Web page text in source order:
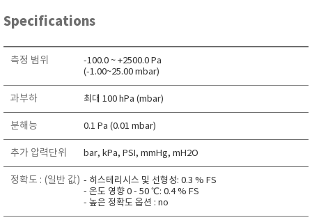
PESOLA
Pyxis
RION
RIXEN
Schaller (Humimeter)
SENSECA
Sensortechnikk Meinsberg
SENTRY
Specifications
측정 범위
-100.0 ~ +2500.0 Pa
(-1.00~25.00 mbar)
과부하 최대 100 hPa (mbar)
분해능 0.1 Pa (0.01 mbar)
추가 압력단위 bar, kPa, PSI, mmHg, mH2O
정확도 : (일반 값) - 히스테리시스 및 선형성: 0.3 % FS
- 온도 영향 0 - 50 ℃: 0.4 % FS
- 높은 정확도 옵션 : no